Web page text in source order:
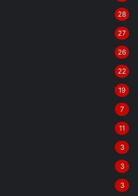
28
27
26
22
19
7
11
3
3
3